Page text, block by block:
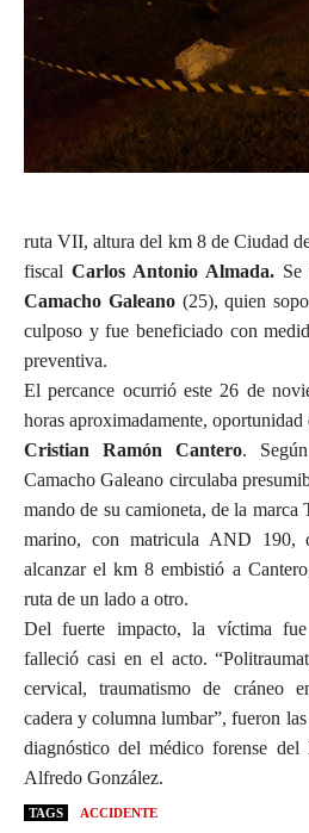
ruta VII, altura del km 8 de Ciudad
fiscal Carlos Antonio Almada.Se
Camacho Galeano(25), quien
culposo y fue beneficiado con
preventiva.
El percance ocurrió este 26 de
horas aproximadamente,
Cristian Ramón Cantero.
Camacho Galeano circulaba
mando de su camioneta, de la
marino, con matricula AND 190,
alcanzar el km 8 embistió a
ruta de un lado a otro.
Del fuerte impacto, la víctima
falleció casi en el acto.
cervical, traumatismo de cráneo
cadera y columna lumbar”, fueron
diagnóstico del médico forense
Alfredo González.
TAGS ACCIDENTE